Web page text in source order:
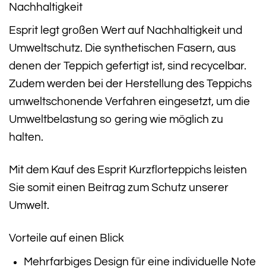
Nachhaltigkeit
Esprit legt großen Wert auf Nachhaltigkeit und
Umweltschutz. Die synthetischen Fasern, aus
denen der Teppich gefertigt ist, sind recycelbar.
Zudem werden bei der Herstellung des Teppichs
umweltschonende Verfahren eingesetzt, um die
Umweltbelastung so gering wie möglich zu
halten.
Mit dem Kauf des Esprit Kurzflorteppichs leisten
Sie somit einen Beitrag zum Schutz unserer
Umwelt.
Vorteile auf einen Blick
Mehrfarbiges Design für eine individuelle Note